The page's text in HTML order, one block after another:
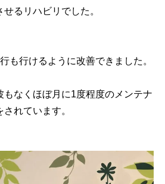
るリハビリでした。
も行けるように改善できました。
もなくほぼ月に1度程度のメンテナ
れています。